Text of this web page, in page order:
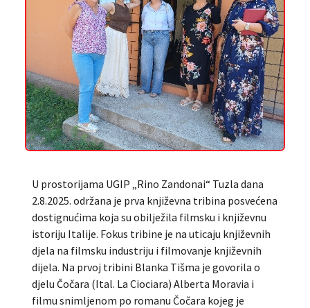
U prostorijama UGIP „Rino Zandonai“ Tuzla dana
2.8.2025. održana je prva književna tribina posvećena
dostignućima koja su obilježila filmsku i književnu
istoriju Italije. Fokus tribine je na uticaju književnih
djela na filmsku industriju i filmovanje književnih
dijela. Na prvoj tribini Blanka Tišma je govorila o
djelu Čočara (Ital. La Ciociara) Alberta Moravia i
filmu snimljenom po romanu Čočara kojeg je